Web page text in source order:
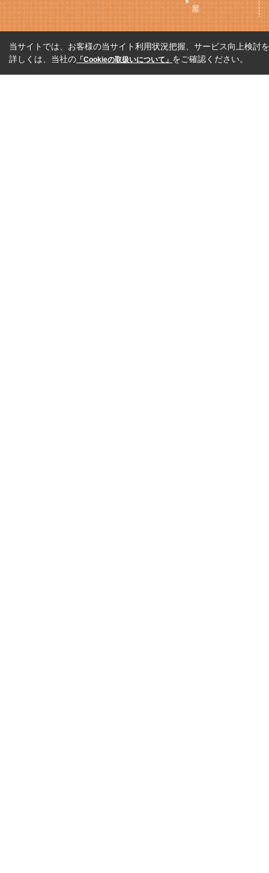
屋
当サイトでは、お客様の当サイト利用状況把握、サービス向上検討
詳しくは、当社の 「Cookieの取扱いについて」 をご確認ください。